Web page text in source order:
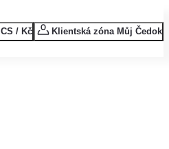
CS / Kč Klientská zóna Můj Čedok